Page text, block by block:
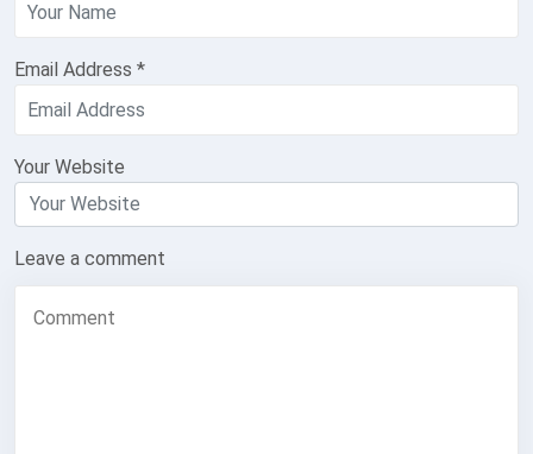
Email Address *
Your Website
Leave a comment